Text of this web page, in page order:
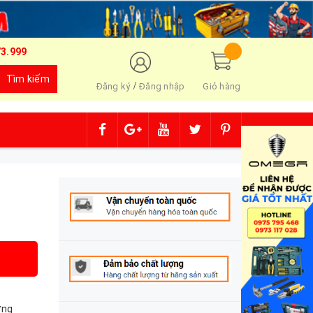
Tìm kiếm
Đăng ký/Đăng nhập Giỏ hàng